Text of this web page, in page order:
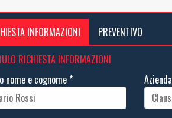
INFORMAZIONI
PREVENTIVO
RICHIESTA INFORMAZIONI
nome e cognome* Azienda